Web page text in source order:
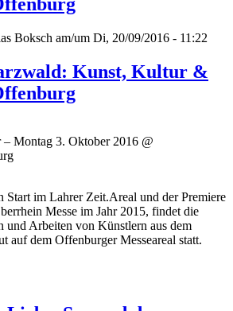
Boksch am/um Di, 20/09/2016 - 11:22
Kunst, Kultur &
– Montag 3. Oktober 2016 @
Start im Lahrer Zeit.Areal und der Premiere
Messe im Jahr 2015, findet die
und Arbeiten von Künstlern aus dem
auf dem Offenburger Messeareal statt.